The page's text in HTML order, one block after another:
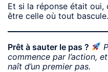
Et si la réponse était
être celle où tout
Prêt à sauter le pas ?
commence par l’action,
naît d’un premier pas.